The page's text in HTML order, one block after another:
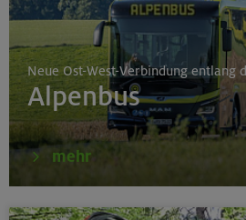
Neue Ost-West-Verbindung entlang
Alpenbus
mehr